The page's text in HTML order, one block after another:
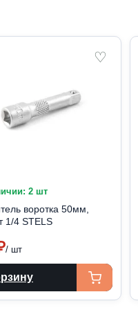
♡
2 шт
воротка 50мм,
1/4 STELS
/ шт